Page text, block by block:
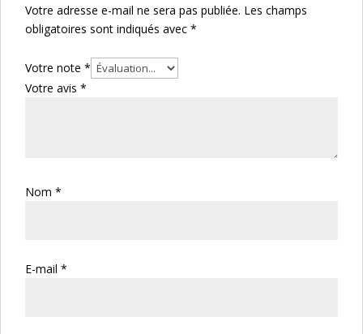
Votre adresse e-mail ne sera pas publiée. Les champs
obligatoires sont indiqués avec *
Votre note *
Votre avis *
Nom *
E-mail *